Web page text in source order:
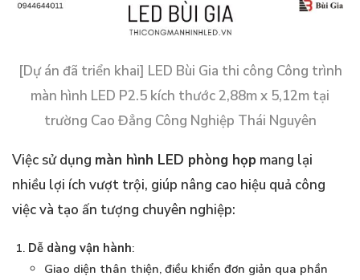
[Dự án đã triển khai] LED Bùi Gia thi công Công trình
màn hình LED P2.5 kích thước 2,88m x 5,12m tại
trường Cao Đẳng Công Nghiệp Thái Nguyên
Việc sử dụng màn hình LED phòng họp mang lại
nhiều lợi ích vượt trội, giúp nâng cao hiệu quả công
việc và tạo ấn tượng chuyên nghiệp:
Dễ dàng vận hành:
Giao diện thân thiện, điều khiển đơn giản qua phần